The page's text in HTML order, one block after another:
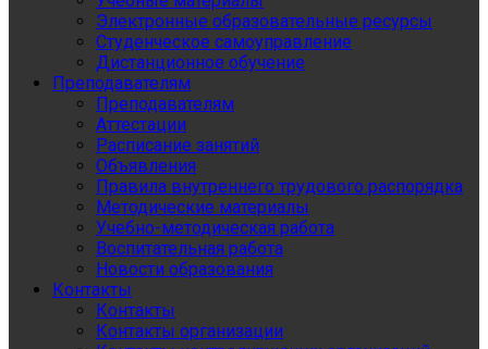
Электронные образовательные ресурсы
Студенческое самоуправление
Дистанционное обучение
Преподавателям
Преподавателям
Аттестации
Расписание занятий
Объявления
Правила внутреннего трудового распорядка
Методические материалы
Учебно-методическая работа
Воспитательная работа
Новости образования
Контакты
Контакты
Контакты организации